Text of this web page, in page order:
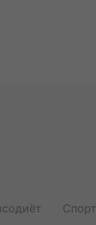
Спорт